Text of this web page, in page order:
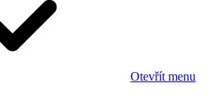
Otevřít menu